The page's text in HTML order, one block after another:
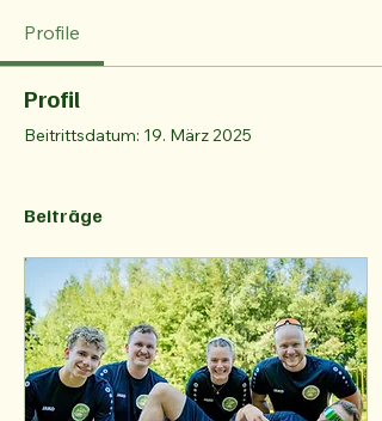
Profile
Profil
Beitrittsdatum: 19. März 2025
Beiträge